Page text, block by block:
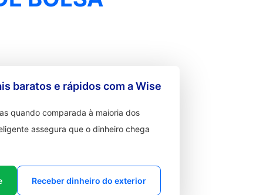
baratos e rápidos com a Wise
quando comparada à maioria dos
assegura que o dinheiro chega
Receber dinheiro do exterior